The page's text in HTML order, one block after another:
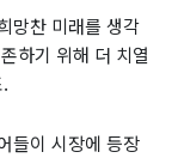
망찬 미래를 생각
하기 위해 더 치열
들이 시장에 등장